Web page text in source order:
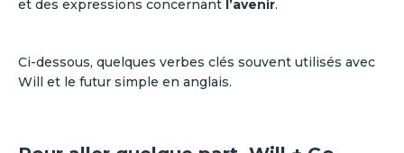
et des expressions concernant l’avenir.
Ci-dessous, quelques verbes clés souvent utilisés avec
Will et le futur simple en anglais.